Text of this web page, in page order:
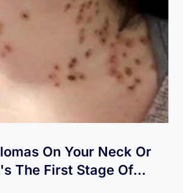
On Your Neck Or
The First Stage Of...